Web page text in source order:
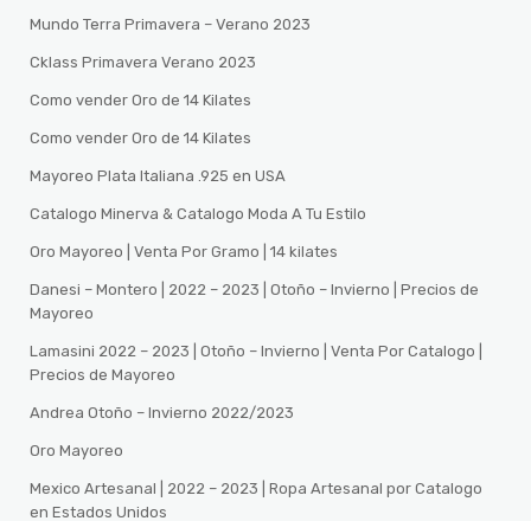
Mundo Terra Primavera – Verano 2023
Cklass Primavera Verano 2023
Como vender Oro de 14 Kilates
Como vender Oro de 14 Kilates
Mayoreo Plata Italiana .925 en USA
Catalogo Minerva & Catalogo Moda A Tu Estilo
Oro Mayoreo | Venta Por Gramo | 14 kilates
Danesi – Montero | 2022 – 2023 | Otoño – Invierno | Precios de
Mayoreo
Lamasini 2022 – 2023 | Otoño – Invierno | Venta Por Catalogo |
Precios de Mayoreo
Andrea Otoño – Invierno 2022/2023
Oro Mayoreo
Mexico Artesanal | 2022 – 2023 | Ropa Artesanal por Catalogo
en Estados Unidos